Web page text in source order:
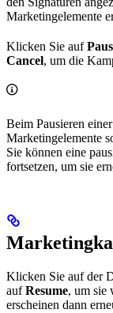
Marketingelemente
Klicken Sie auf
Cancel, um die
Beim Pausieren
Marketingelemente
Sie können eine
fortsetzen, um sie
Klicken Sie auf der
aufResume, um sie
erscheinen dann